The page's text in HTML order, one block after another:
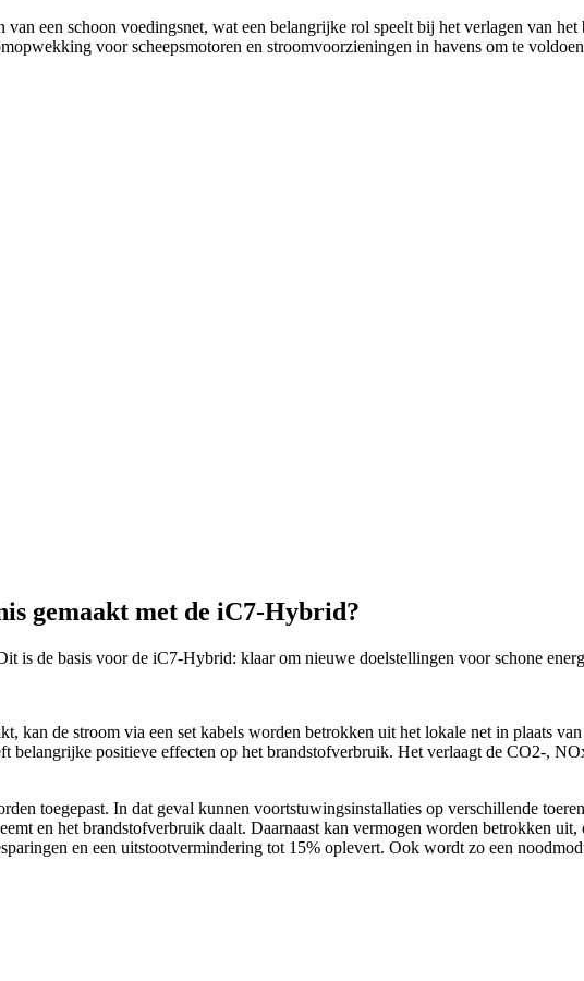
een schoon voedingsnet, wat een belangrijke rol speelt bij het verlagen van het
voor scheepsmotoren en stroomvoorzieningen in havens om te
gemaakt met de iC7-Hybrid?
de basis voor de iC7-Hybrid: klaar om nieuwe doelstellingen voor schone
de stroom via een set kabels worden betrokken uit het lokale net in plaats
positieve effecten op het brandstofverbruik. Het verlaagt de CO2-,
toegepast. In dat geval kunnen voortstuwingsinstallaties op verschillende
en het brandstofverbruik daalt. Daarnaast kan vermogen worden betrokken
en een uitstootvermindering tot 15% oplevert. Ook wordt zo een